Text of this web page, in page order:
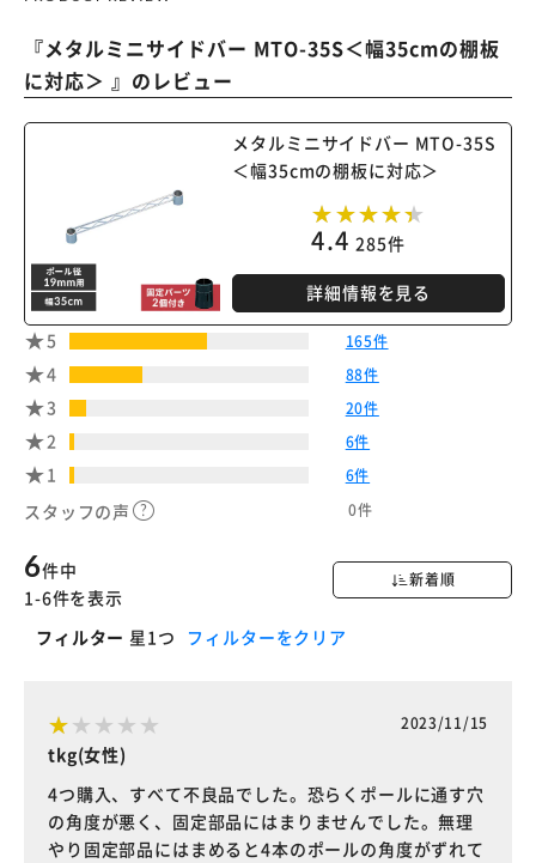
『メタルミニサイドバー MTO-35S＜幅35cmの棚板
に対応＞ 』のレビュー
メタルミニサイドバー MTO-35S
＜幅35cmの棚板に対応＞
4.4 285件
詳細情報を見る
5 165件
4 88件
3 20件
2 6件
1 6件
スタッフの声 0件
新着順
6件中
1-6件を表示
フィルター 星1つ フィルターをクリア
2023/11/15
tkg(女性)
4つ購入、すべて不良品でした。恐らくポールに通す穴
の角度が悪く、固定部品にはまりませんでした。無理
やり固定部品にはまめると4本のポールの角度がずれて